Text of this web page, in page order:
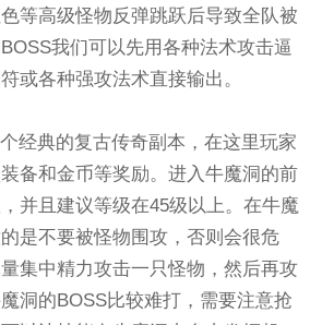
等高级怪物反弹跳跃后导致全队被
我们可以先用各种法术攻击逼
或各种强攻法术直接输出。
经典的复古传奇副本，在这里玩家
备和金币等奖励。进入牛魔洞的前
并且建议等级在45级以上。在牛魔
是不要被怪物围攻，否则会很危
集中精力攻击一只怪物，然后再攻
洞的BOSS比较难打，需要注意抢